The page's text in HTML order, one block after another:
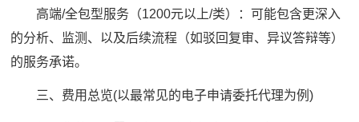
高端/全包型服务（1200元以上/类）：可能包含更深入
的分析、监测、以及后续流程（如驳回复审、异议答辩等）
的服务承诺。
三、费用总览(以最常见的电子申请委托代理为例)